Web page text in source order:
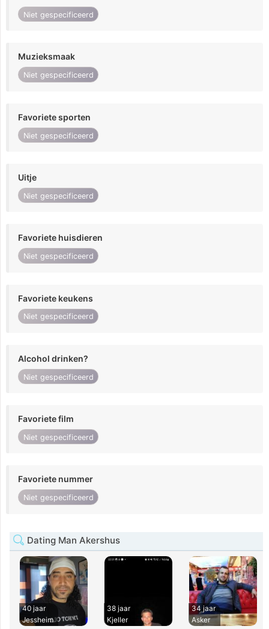
Niet gespecificeerd
Muzieksmaak
Niet gespecificeerd
Favoriete sporten
Niet gespecificeerd
Uitje
Niet gespecificeerd
Favoriete huisdieren
Niet gespecificeerd
Favoriete keukens
Niet gespecificeerd
Alcohol drinken?
Niet gespecificeerd
Favoriete film
Niet gespecificeerd
Favoriete nummer
Niet gespecificeerd
Dating Man Akershus
40 jaar
Jessheim
38 jaar
Kjeller
34 jaar
Asker